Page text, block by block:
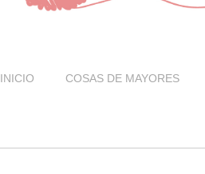
INICIO COSAS DE MAYORES